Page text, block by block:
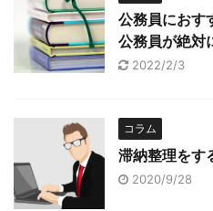
公務員におす
公務員が絶対
2022/2/3
コラム
滞納整理をす
2020/9/28